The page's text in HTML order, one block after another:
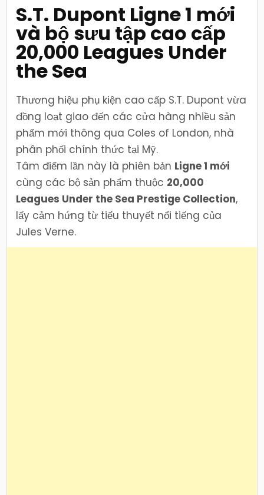
tập
20,000
Leagues
the
Sea
Prestige
S.T. Dupont Ligne 1 mới
và bộ sưu tập cao cấp
20,000 Leagues Under
the Sea
Thương hiệu phụ kiện cao cấp S.T. Dupont vừa
đồng loạt giao đến các cửa hàng nhiều sản
phẩm mới thông qua Coles of London, nhà
phân phối chính thức tại Mỹ.
Tâm điểm lần này là phiên bản Ligne 1 mới
cùng các bộ sản phẩm thuộc 20,000
Leagues Under the Sea Prestige Collection,
lấy cảm hứng từ tiểu thuyết nổi tiếng của
Jules Verne.